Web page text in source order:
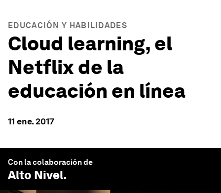
EDUCACIÓN Y HABILIDADES
Cloud learning, el
Netflix de la
educación en línea
11 ene. 2017
Con la colaboración de
Alto Nivel.